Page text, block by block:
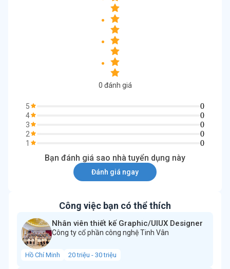
5 0
4 0
3 0
2 0
1 0
0 đánh giá
Bạn đánh giá sao nhà tuyển dụng này
Đánh giá ngay
Công việc bạn có thể thích
Nhân viên thiết kế Graphic/UIUX Designer
Công ty cổ phần công nghệ Tinh Vân
Hồ Chí Minh 20 triệu - 30 triệu